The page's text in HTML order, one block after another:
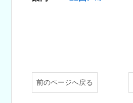
前のページへ戻る